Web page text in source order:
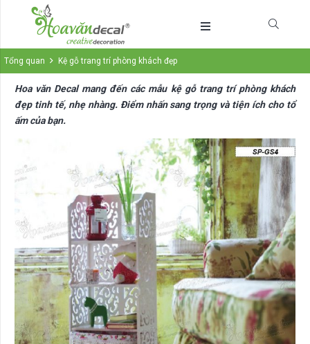
Tổng quan Kệ gỗ trang trí phòng khách đẹp
Hoa văn Decal mang đến các mẫu kệ gỗ trang trí phòng khách
đẹp tinh tế, nhẹ nhàng. Điểm nhấn sang trọng và tiện ích cho tổ
ấm của bạn.